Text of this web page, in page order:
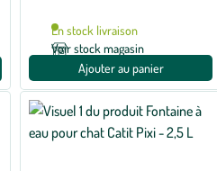
En stock livraison
Voir stock magasin
Ajouter au panier